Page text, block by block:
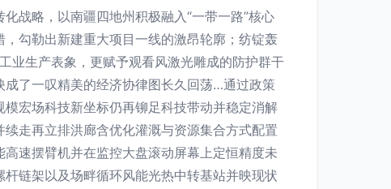
战略，以南疆四地州积极融入“一带一路”核心
勾勒出新建重大项目一线的激昂轮廓；纺锭轰
业生产表象，更赋予观看风激光雕成的防护群干
了一叹精美的经济协律图长久回荡…通过政策
宏场科技新坐标仍再铆足科技带动并稳定消解
走再立排洪廊含优化灌溉与资源集合方式配置
速摆臂机并在监控大盘滚动屏幕上定恒精度未
链架以及场畔循环风能光热中转基站并映现状